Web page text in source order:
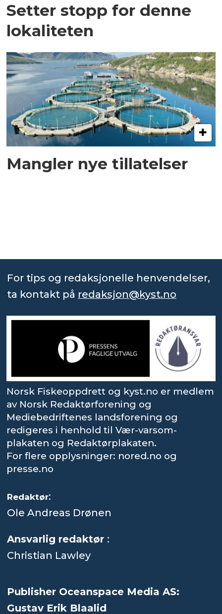
Setter stopp for denne
lokaliteten
Mangler nye tillatelser
For tips og redaksjonelle henvendelser,
ta kontakt på redaksjon@kyst.no
Norsk Fiskeoppdrett og kyst.no er medlem
av Norsk Redaktørforening og
Mediebedriftenes landsforening og
redigeres i henhold til Vær-varsom-
plakaten og Redaktørplakaten.
For flere opplysninger: nored.no og
presse.no
Redaktør:
Ole Andreas Drønen
Ansvarlig redaktør :
Christian Lawley
Publisher Oceanspace Media AS:
Gustav Erik Blaalid